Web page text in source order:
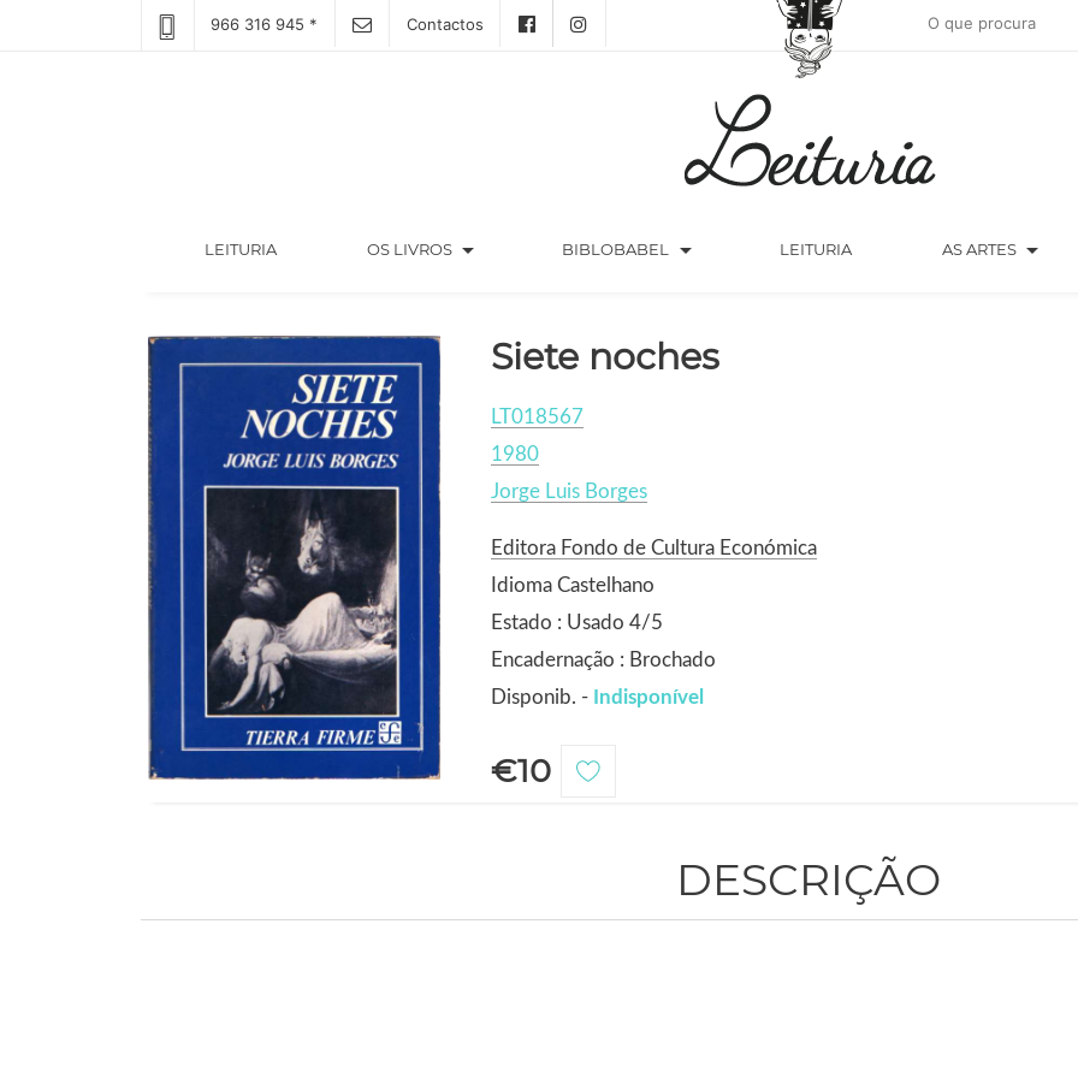
966 316 945 * Contactos
LEITURIA(CURRENT) OS LIVROS arrow_drop_down BIBLOBABEL arrow_drop_down LEITURIA AS ARTES arrow_drop_down
Siete noches
LT018567
1980
Jorge Luis Borges
Editora Fondo de Cultura Económica
Idioma Castelhano
Estado : Usado 4/5
Encadernação : Brochado
Disponib. - Indisponível
€10
DESCRIÇÃO